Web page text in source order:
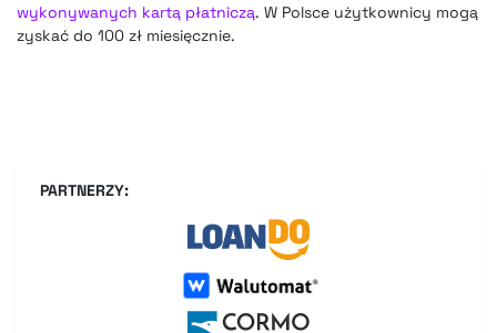
wykonywanych kartą płatniczą. W Polsce użytkownicy mogą
zyskać do 100 zł miesięcznie.
PARTNERZY: